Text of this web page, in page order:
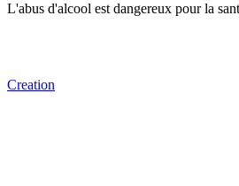
L'abus d'alcool est dangereux pour la
Creation